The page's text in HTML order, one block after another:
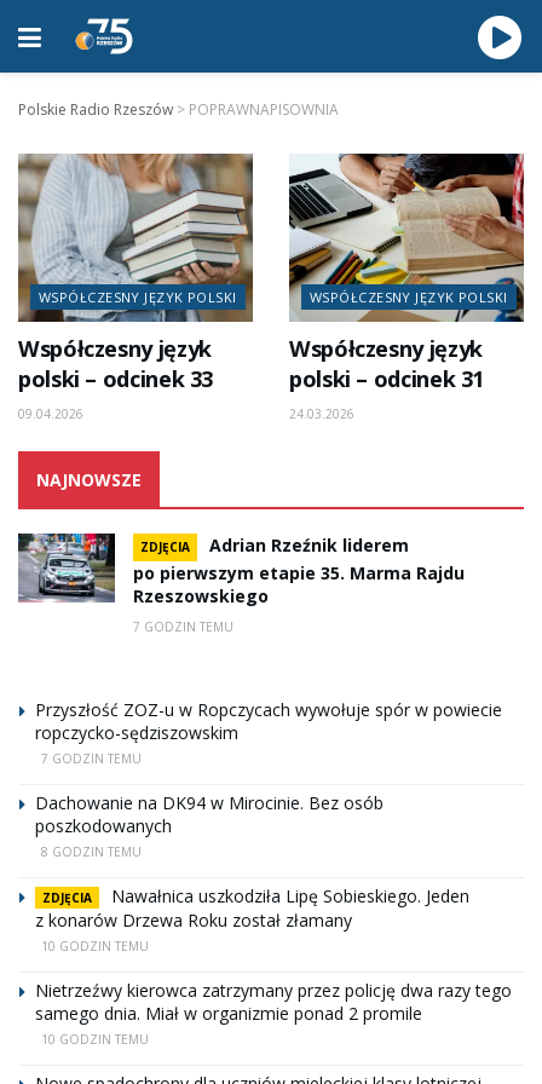
Polskie Radio Rzeszów > POPRAWNAPISOWNIA
WSPÓŁCZESNY JĘZYK POLSKI
Współczesny język
polski – odcinek 33
09.04.2026
WSPÓŁCZESNY JĘZYK POLSKI
Współczesny język
polski – odcinek 31
24.03.2026
NAJNOWSZE
ZDJĘCIA
Adrian Rzeźnik liderem
po pierwszym etapie 35. Marma Rajdu
Rzeszowskiego
7 GODZIN TEMU
Przyszłość ZOZ-u w Ropczycach wywołuje spór w powiecie
ropczycko-sędziszowskim
7 GODZIN TEMU
Dachowanie na DK94 w Mirocinie. Bez osób
poszkodowanych
8 GODZIN TEMU
ZDJĘCIA
Nawałnica uszkodziła Lipę Sobieskiego. Jeden
z konarów Drzewa Roku został złamany
10 GODZIN TEMU
Nietrzeźwy kierowca zatrzymany przez policję dwa razy tego
samego dnia. Miał w organizmie ponad 2 promile
10 GODZIN TEMU